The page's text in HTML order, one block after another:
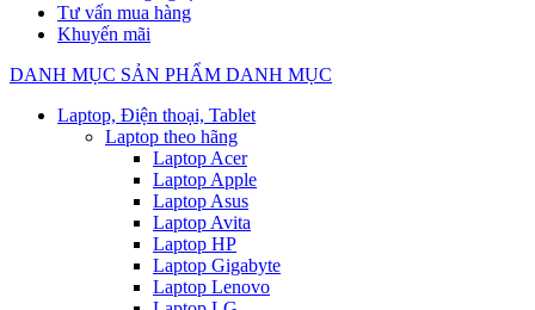
Tư vấn mua hàng
Khuyến mãi
DANH MỤC SẢN PHẨM DANH MỤC
Laptop, Điện thoại, Tablet
Laptop theo hãng
Laptop Acer
Laptop Apple
Laptop Asus
Laptop Avita
Laptop HP
Laptop Gigabyte
Laptop Lenovo